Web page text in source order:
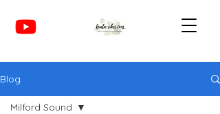
Blog
Milford Sound